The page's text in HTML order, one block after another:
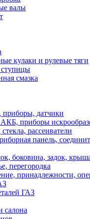
валы
кулаки и рулевые тяги
ступицы
смазка
приборы, датчики
АКБ, приборы
рассеиватели
панель,
боковина, задок,
перегородка
принадлежности,
ГАЗ
салона